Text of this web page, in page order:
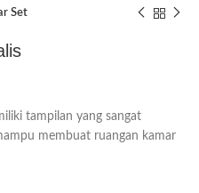
Set
tampilan yang sangat
membuat ruangan kamar